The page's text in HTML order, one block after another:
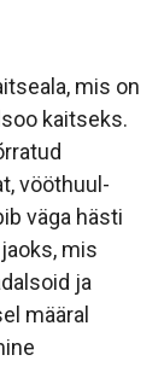
mis on
kaitseks.
vööthuul-
väga hästi
mis
ja
määral